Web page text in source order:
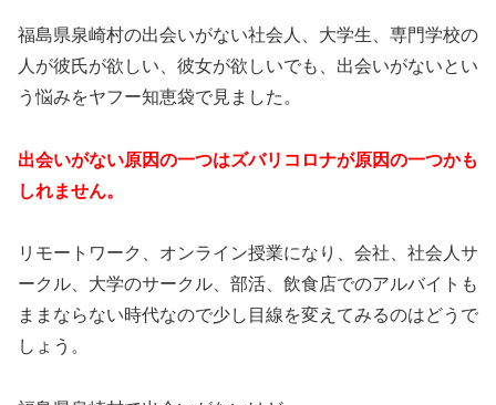
福島県泉崎村の出会いがない社会人、大学生、専門学校の
人が彼氏が欲しい、彼女が欲しいでも、出会いがないとい
う悩みをヤフー知恵袋で見ました。
出会いがない原因の一つはズバリコロナが原因の一つかも
しれません。
リモートワーク、オンライン授業になり、会社、社会人サ
ークル、大学のサークル、部活、飲食店でのアルバイトも
ままならない時代なので少し目線を変えてみるのはどうで
しょう。